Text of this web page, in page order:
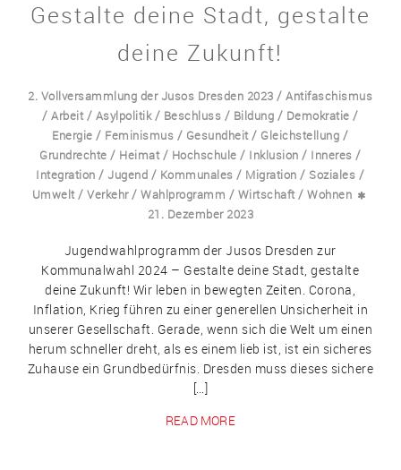
Gestalte deine Stadt, gestalte
deine Zukunft!
2. Vollversammlung der Jusos Dresden 2023 /Antifaschismus
/Arbeit/ Asylpolitik/ Beschluss / Bildung / Demokratie /
Energie / Feminismus / Gesundheit/ Gleichstellung /
Grundrechte / Heimat/ Hochschule / Inklusion / Inneres /
Integration / Jugend / Kommunales / Migration / Soziales /
Umwelt/Verkehr/Wahlprogramm / Wirtschaft/Wohnen
21. Dezember 2023
Jugendwahlprogramm der Jusos Dresden zur
Kommunalwahl 2024 – Gestalte deine Stadt, gestalte
deine Zukunft! Wir leben in bewegten Zeiten. Corona,
Inflation, Krieg führen zu einer generellen Unsicherheit in
unserer Gesellschaft. Gerade, wenn sich die Welt um einen
herum schneller dreht, als es einem lieb ist, ist ein sicheres
Zuhause ein Grundbedürfnis. Dresden muss dieses sichere
[…]
READ MORE